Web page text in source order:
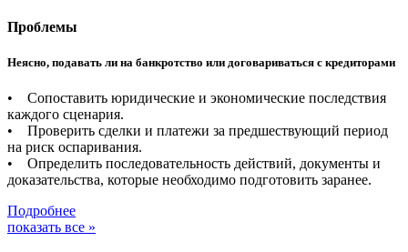
Проблемы
Неясно, подавать ли на банкротство или договариваться с кредиторами
• Сопоставить юридические и экономические последствия
каждого сценария.
• Проверить сделки и платежи за предшествующий период
на риск оспаривания.
• Определить последовательность действий, документы и
доказательства, которые необходимо подготовить заранее.
Подробнее
показать все »